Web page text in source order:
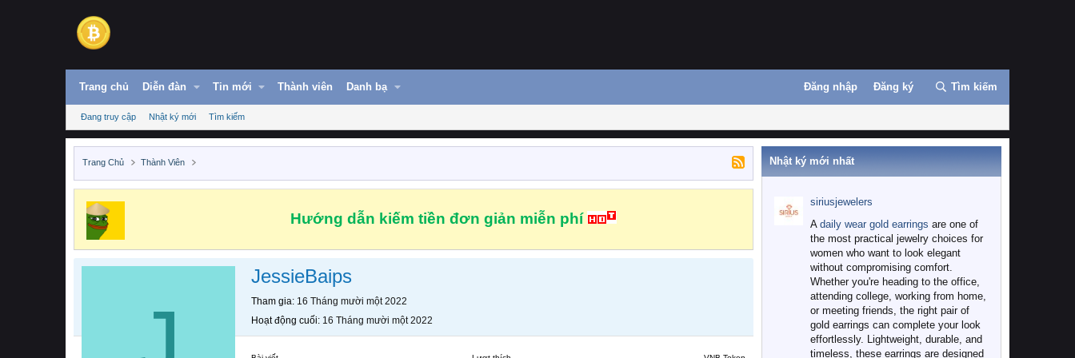
Trang chủ Diễn đàn Tin mới Thành viên Danh bạ Đăng nhập Đăng ký Tìm kiếm
Đang truy cập Nhật ký mới Tìm kiếm
Trang Chủ Thành Viên
Hướng dẫn kiếm tiền đơn giản miễn phí
JessieBaips
Tham gia 16 Tháng mười một 2022
Hoạt động cuối 16 Tháng mười một 2022
Nhật ký mới nhất
siriusjewelers
A daily wear gold earrings are one of
the most practical jewelry choices for
women who want to look elegant
without compromising comfort.
Whether you're heading to the office,
attending college, working from home,
or meeting friends, the right pair of
gold earrings can complete your look
effortlessly. Lightweight, durable, and
timeless, these earrings are designed